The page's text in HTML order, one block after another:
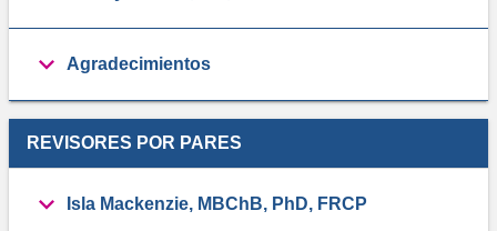
Agradecimientos
REVISORES POR PARES
Isla Mackenzie, MBChB, PhD, FRCP